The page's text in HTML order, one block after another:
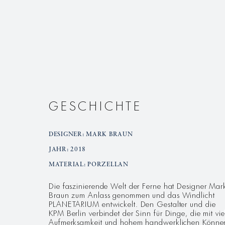
GESCHICHTE
DESIGNER: MARK BRAUN
JAHR: 2018
MATERIAL: PORZELLAN
Die faszinierende Welt der Ferne hat Designer
Braun zum Anlass genommen und das Windlicht
PLANETARIUM entwickelt. Den Gestalter und die
KPM Berlin verbindet der Sinn für Dinge, die mit
Aufmerksamkeit und hohem handwerklichen